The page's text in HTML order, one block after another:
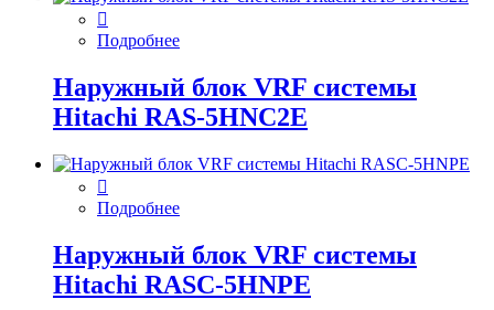
Подробнее
Наружный блок VRF системы
Hitachi RAS-5HNC2E
Подробнее
Наружный блок VRF системы
Hitachi RASC-5HNPE